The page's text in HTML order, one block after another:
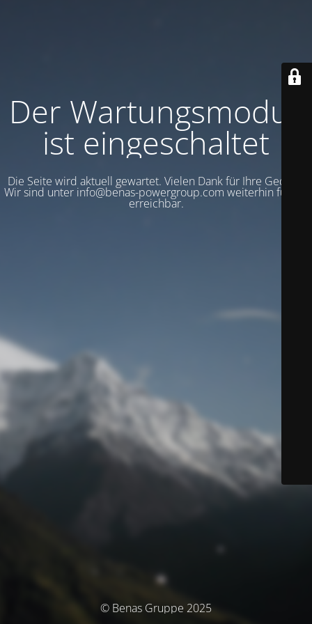
Der Wartungsmodus
ist eingeschaltet
Die Seite wird aktuell gewartet. Vielen Dank für Ihre Geduld.
Wir sind unter info@benas-powergroup.com weiterhin für Sie
erreichbar.
© Benas Gruppe 2025